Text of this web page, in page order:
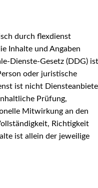
durch flexdienst
Inhalte und Angaben
Dienste-Gesetz (DDG) ist
oder juristische
ist nicht
Prüfung,
Mitwirkung an den
Richtigkeit
ist allein der jeweilige